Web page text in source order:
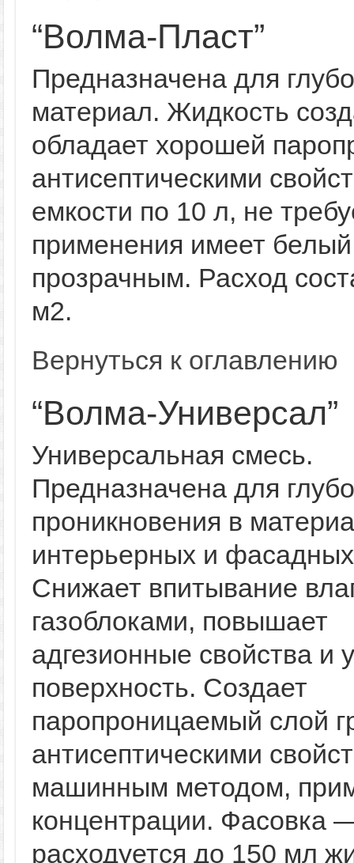
“Волма-Пласт”
Предназначена для
материал. Жидкость
обладает хорошей
антисептическими
емкости по 10 л, не
применения имеет
прозрачным. Расход
м2.
Вернуться к оглавлению
“Волма-Универсал”
Универсальная смесь.
Предназначена для
проникновения в
интерьерных и
Снижает впитывание
газоблоками, повышает
адгезионные свойства и
поверхность. Создает
паропроницаемый слой
антисептическими
машинным методом,
концентрации. Фасовка
расходуется до 150 мл